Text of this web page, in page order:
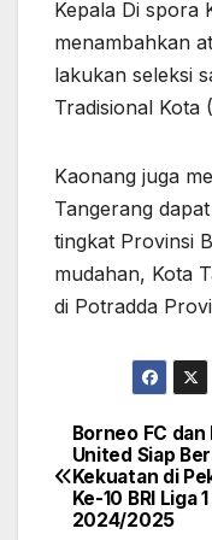
Kepala Di spora
menambahkan
lakukan seleksi
Tradisional Kota
Kaonang juga
Tangerang
tingkat Provinsi
mudahan, Kota
di Potradda
Navigasi
pos
Borneo FC dan
United Siap
Kekuatan di
Ke-10 BRI Liga 1
2024/2025